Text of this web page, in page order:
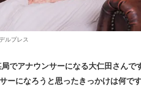
ルプレス
でアナウンサーになる大仁田さんで
ーになろうと思ったきっかけは何で